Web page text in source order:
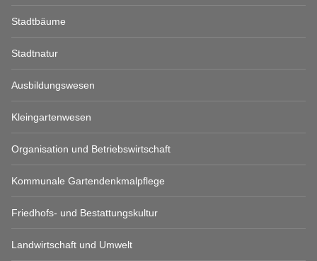
Stadtbäume
Stadtnatur
Ausbildungswesen
Kleingartenwesen
Organisation und Betriebswirtschaft
Kommunale Gartendenkmalpflege
Friedhofs- und Bestattungskultur
Landwirtschaft und Umwelt